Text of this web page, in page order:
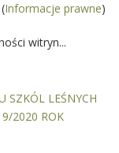
(Informacje prawne)
witryn...
SZKÓL LEŚNYCH
2020 ROK